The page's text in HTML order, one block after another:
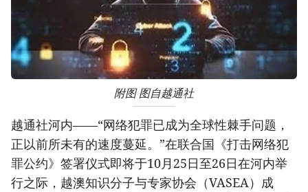
附图 图自越通社
越通社河内——“网络犯罪已成为全球性棘手问题，
正以前所未有的速度蔓延。”在联合国《打击网络犯
罪公约》签署仪式即将于10月25日至26日在河内举
行之际，越澳知识分子与专家协会（VASEA）成